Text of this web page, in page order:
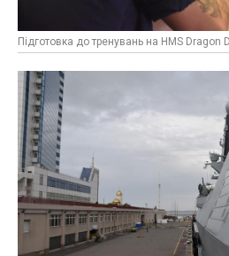
Підготовка до тренувань на HMS Dragon